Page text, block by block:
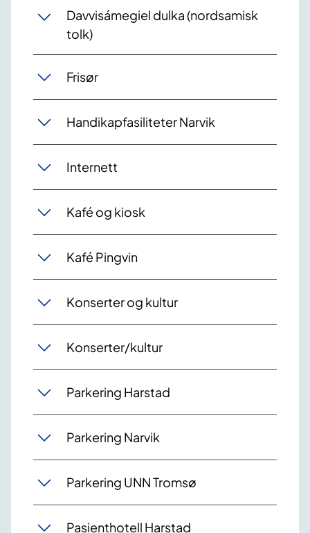
Davvisámegiel dulka (nordsamisk
tolk)
Frisør
Handikapfasiliteter Narvik
Internett
Kafé og kiosk
Kafé Pingvin
Konserter og kultur
Konserter/kultur
Parkering Harstad
Parkering Narvik
Parkering UNN Tromsø
Pasienthotell Harstad